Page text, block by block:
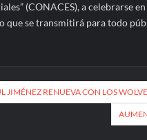
(CONACES), a celebrarse
que se transmitirá para todo
JIMÉNEZ RENUEVA CON LOS